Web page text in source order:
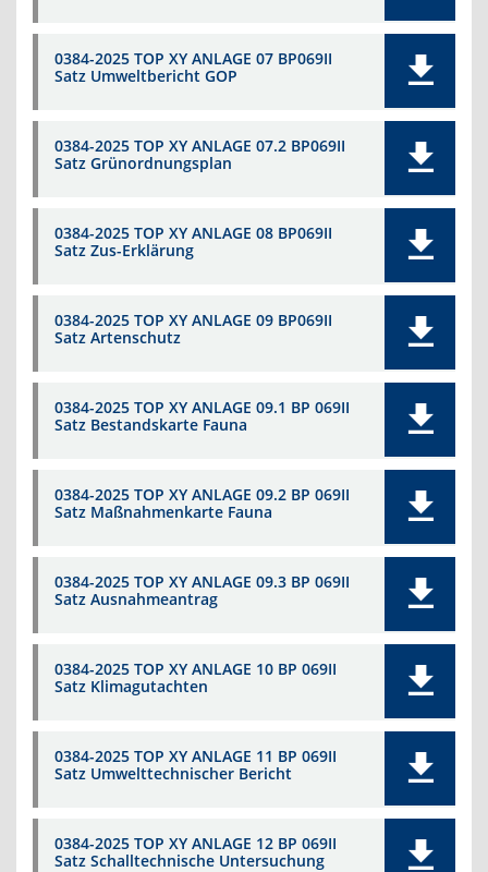
0384-2025 TOP XY ANLAGE 07 BP069II
Satz Umweltbericht GOP
0384-2025 TOP XY ANLAGE 07.2 BP069II
Satz Grünordnungsplan
0384-2025 TOP XY ANLAGE 08 BP069II
Satz Zus-Erklärung
0384-2025 TOP XY ANLAGE 09 BP069II
Satz Artenschutz
0384-2025 TOP XY ANLAGE 09.1 BP 069II
Satz Bestandskarte Fauna
0384-2025 TOP XY ANLAGE 09.2 BP 069II
Satz Maßnahmenkarte Fauna
0384-2025 TOP XY ANLAGE 09.3 BP 069II
Satz Ausnahmeantrag
0384-2025 TOP XY ANLAGE 10 BP 069II
Satz Klimagutachten
0384-2025 TOP XY ANLAGE 11 BP 069II
Satz Umwelttechnischer Bericht
0384-2025 TOP XY ANLAGE 12 BP 069II
Satz Schalltechnische Untersuchung